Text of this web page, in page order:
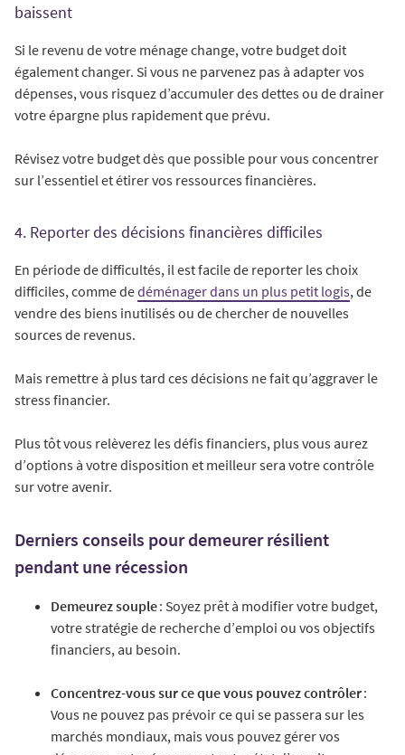
baissent
Si le revenu de votre ménage change, votre budget doit
également changer. Si vous ne parvenez pas à adapter vos
dépenses, vous risquez d’accumuler des dettes ou de drainer
votre épargne plus rapidement que prévu.
Révisez votre budget dès que possible pour vous concentrer
sur l’essentiel et étirer vos ressources financières.
4. Reporter des décisions financières difficiles
En période de difficultés, il est facile de reporter les choix
difficiles, comme dedéménager dans un plus petit logis, de
vendre des biens inutilisés ou de chercher de nouvelles
sources de revenus.
Mais remettre à plus tard ces décisions ne fait qu’aggraver le
stress financier.
Plus tôt vous relèverez les défis financiers, plus vous aurez
d’options à votre disposition et meilleur sera votre contrôle
sur votre avenir.
Derniers conseils pour demeurer résilient
pendant une récession
Demeurez souple: Soyez prêt à modifier votre budget,
votre stratégie de recherche d’emploi ou vos objectifs
financiers, au besoin.
Concentrez-vous sur ce que vous pouvez contrôler:
Vous ne pouvez pas prévoir ce qui se passera sur les
marchés mondiaux, mais vous pouvez gérer vos